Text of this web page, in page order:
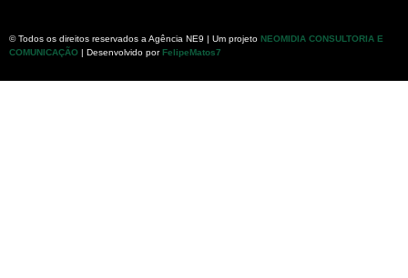
© Todos os direitos reservados a Agência NE9 | Um projeto NEOMIDIA CONSULTORIA E
COMUNICAÇÃO | Desenvolvido porFelipeMatos7